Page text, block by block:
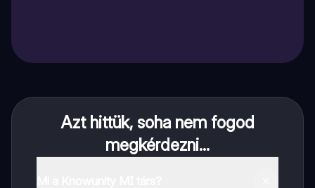
Azt hittük, soha nem fogod
megkérdezni...